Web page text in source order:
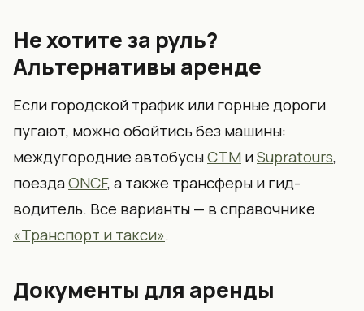
Не хотите за руль?
Альтернативы аренде
Если городской трафик или горные дороги
пугают, можно обойтись без машины:
междугородние автобусыCTMиSupratours,
поездаONCF, а также трансферы и гид-
водитель. Все варианты — в справочнике
«Транспорт и такси».
Документы для аренды